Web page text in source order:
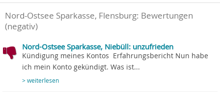
Nord-Ostsee Sparkasse, Flensburg: Bewertungen
(negativ)
Nord-Ostsee Sparkasse, Niebüll: unzufrieden
Kündigung meines Kontos  Erfahrungsbericht Nun habe
ich mein Konto gekündigt. Was ist...
> weiterlesen